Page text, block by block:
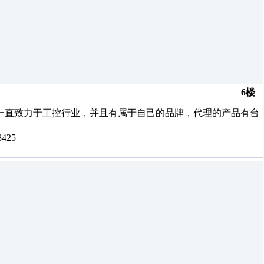
6楼
致力于工控行业，并且有属于自己的品牌，代理的产品有台